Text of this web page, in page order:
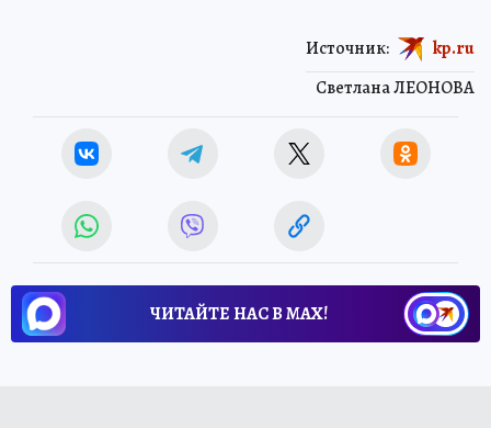
Светлана ЛЕОНОВА
Источник: kp.ru
ЧИТАЙТЕ НАС В МАХ!